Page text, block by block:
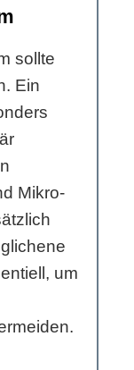
sollte
Ein
Mikro-
um